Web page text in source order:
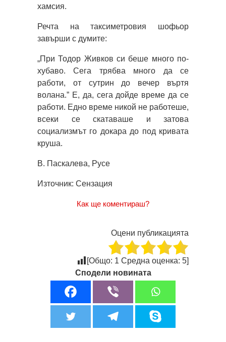
хамсия.
Речта на таксиметровия шофьор
завърши с думите:
„При Тодор Живков си беше много по-
хубаво. Сега трябва много да се
работи, от сутрин до вечер въртя
волана.” Е, да, сега дойде време да се
работи. Едно време никой не работеше,
всеки се скатаваше и затова
социализмът го докара до под кривата
круша.
В. Паскалева, Русе
Източник: Сензация
Как ще коментираш?
Оцени публикацията
[Общо: 1 Средна оценка: 5]
Сподели новината